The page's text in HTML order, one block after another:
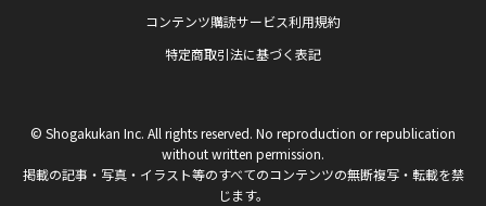
コンテンツ購読サービス利用規約
特定商取引法に基づく表記
© Shogakukan Inc. All rights reserved. No reproduction or republication
without written permission.
掲載の記事・写真・イラスト等のすべてのコンテンツの無断複写・転載を禁
じます。